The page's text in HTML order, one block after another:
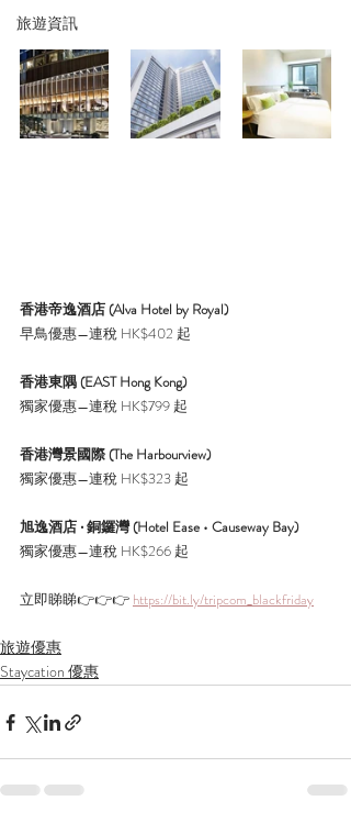
旅遊資訊
香港帝逸酒店 (Alva Hotel by Royal)
早鳥優惠—連稅 HK$402 起
香港東隅 (EAST Hong Kong)
獨家優惠—連稅 HK$799 起
香港灣景國際 (The Harbourview)
獨家優惠—連稅 HK$323 起
旭逸酒店 ‧ 銅鑼灣 (Hotel Ease • Causeway Bay)
獨家優惠—連稅 HK$266 起
立即睇睇👉👉👉 https://bit.ly/tripcom_blackfriday
旅遊優惠
Staycation 優惠